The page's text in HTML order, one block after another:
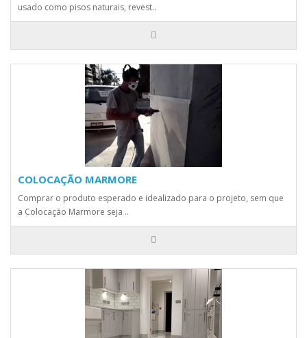
usado como pisos naturais, revest..
COLOCAÇÃO MARMORE
Comprar o produto esperado e idealizado para o projeto, sem que
a Colocação Marmore seja ..